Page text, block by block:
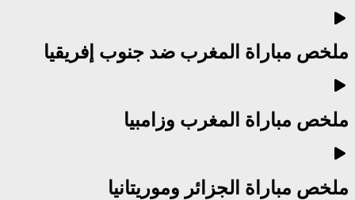
ملخص مباراة المغرب ضد جنوب إفريقيا
ملخص مباراة المغرب وزامبيا
ملخص مباراة الجزائر وموريتانيا